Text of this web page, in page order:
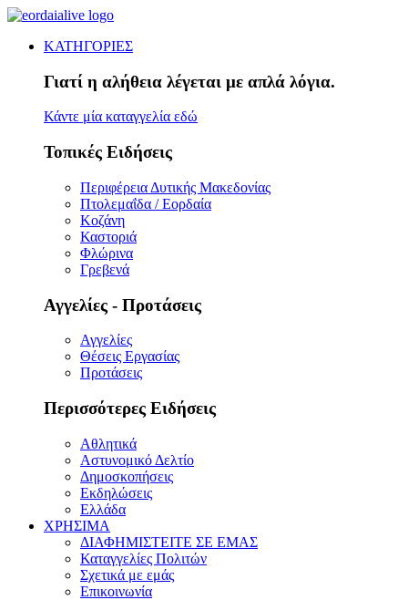
ΚΑΤΗΓΟΡΙΕΣ
Γιατί η αλήθεια λέγεται με απλά λόγια.
Κάντε μία καταγγελία εδώ
Τοπικές Ειδήσεις
Περιφέρεια Δυτικής Μακεδονίας
Πτολεμαΐδα / Εορδαία
Κοζάνη
Καστοριά
Φλώρινα
Γρεβενά
Αγγελίες - Προτάσεις
Αγγελίες
Θέσεις Εργασίας
Προτάσεις
Περισσότερες Ειδήσεις
Αθλητικά
Αστυνομικό Δελτίο
Δημοσκοπήσεις
Εκδηλώσεις
Ελλάδα
ΧΡΗΣΙΜΑ
ΔΙΑΦΗΜΙΣΤΕΙΤΕ ΣΕ ΕΜΑΣ
Καταγγελίες Πολιτών
Σχετικά με εμάς
Επικοινωνία